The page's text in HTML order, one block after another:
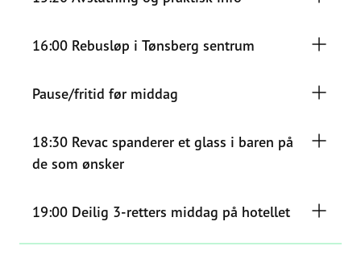
16:00 Rebusløp i Tønsberg sentrum
Pause/fritid før middag
18:30 Revac spanderer et glass i baren på
de som ønsker
19:00 Deilig 3-retters middag på hotellet